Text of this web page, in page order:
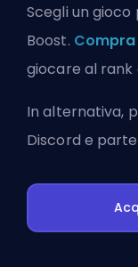
Scegli un gioco
Boost. Compra
giocare al
In alternativa,
Discord e